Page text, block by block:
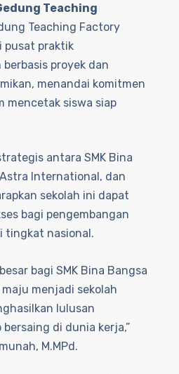
Teaching
Teaching Factory
pusat praktik
berbasis proyek dan
menandai komitmen
mencetak siswa siap
antara SMK Bina
International, dan
sekolah ini dapat
bagi pengembangan
tingkat nasional.
bagi SMK Bina Bangsa
menjadi sekolah
lulusan
di dunia kerja,”
M.MPd.